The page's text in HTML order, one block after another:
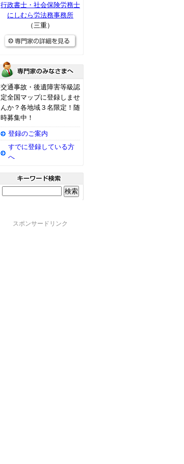
行政書士・社会保険労務士
にしむら労法務事務所
（三重）
交通事故・後遺障害等級認
定全国マップに登録しませ
んか？各地域３名限定！随
時募集中！
登録のご案内
すでに登録している方
へ
スポンサードリンク